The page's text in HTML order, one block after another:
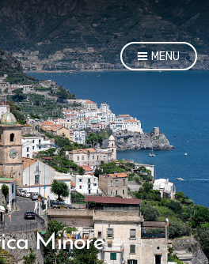
MENU
Minore